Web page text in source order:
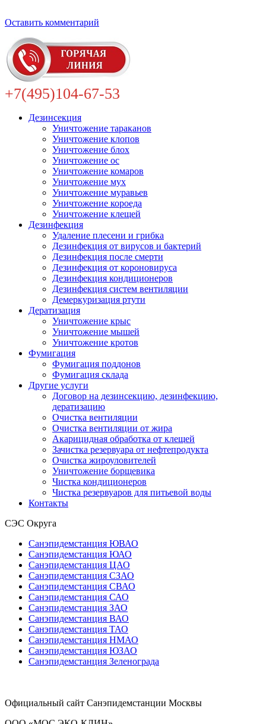
Оставить комментарий
+7(495)104-67-53
Дезинсекция
Уничтожение тараканов
Уничтожение клопов
Уничтожение блох
Уничтожение ос
Уничтожение комаров
Уничтожение мух
Уничтожение муравьев
Уничтожение короеда
Уничтожение клещей
Дезинфекция
Удаление плесени и грибка
Дезинфекция от вирусов и бактерий
Дезинфекция после смерти
Дезинфекция от короновируса
Дезинфекция кондиционеров
Дезинфекция систем вентиляции
Демеркуризация ртути
Дератизация
Уничтожение крыс
Уничтожение мышей
Уничтожение кротов
Фумигация
Фумигация поддонов
Фумигация склада
Другие услуги
Договор на дезинсекцию, дезинфекцию,
дератизацию
Очистка вентиляции
Очистка вентиляции от жира
Акарицидная обработка от клещей
Зачистка резервуара от нефтепродукта
Очистка жироуловителей
Уничтожение борщевика
Чистка кондиционеров
Чистка резервуаров для питьевой воды
Контакты
СЭС Округа
Санэпидемстанция ЮВАО
Санэпидемстанция ЮАО
Санэпидемстанция ЦАО
Санэпидемстанция СЗАО
Санэпидемстанция СВАО
Санэпидемстанция САО
Санэпидемстанция ЗАО
Санэпидемстанция ВАО
Санэпидемстанция ТАО
Санэпидемстанция НМАО
Санэпидемстанция ЮЗАО
Санэпидемстанция Зеленограда
Официальный сайт Санэпидемстанции Москвы